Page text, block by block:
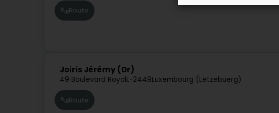
Route
Joiris Jérémy (Dr)
49 Boulevard RoyalL-2449Luxembourg (Lëtzebuerg)
Route